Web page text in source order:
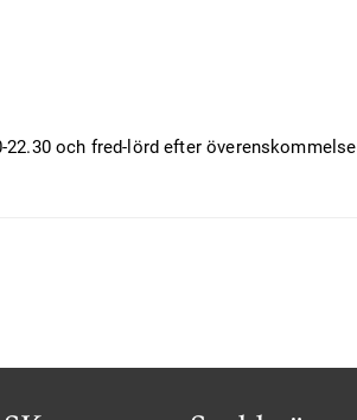
och fred-lörd efter överenskommelse